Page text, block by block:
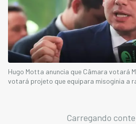
Hugo Motta anuncia que Câmara votará
votará projeto que equipara misoginia a
Carregando